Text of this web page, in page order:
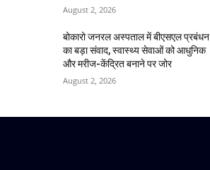
August 2, 2026
बोकारो जनरल अस्पताल में बीएसएल प्रबंधन
का बड़ा संवाद, स्वास्थ्य सेवाओं को आधुनिक
और मरीज-केंद्रित बनाने पर जोर
August 2, 2026